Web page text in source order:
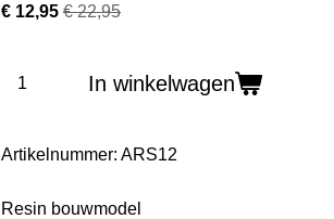
€ 12,95 € 22,95
In winkelwagen
Artikelnummer: ARS12
Resin bouwmodel